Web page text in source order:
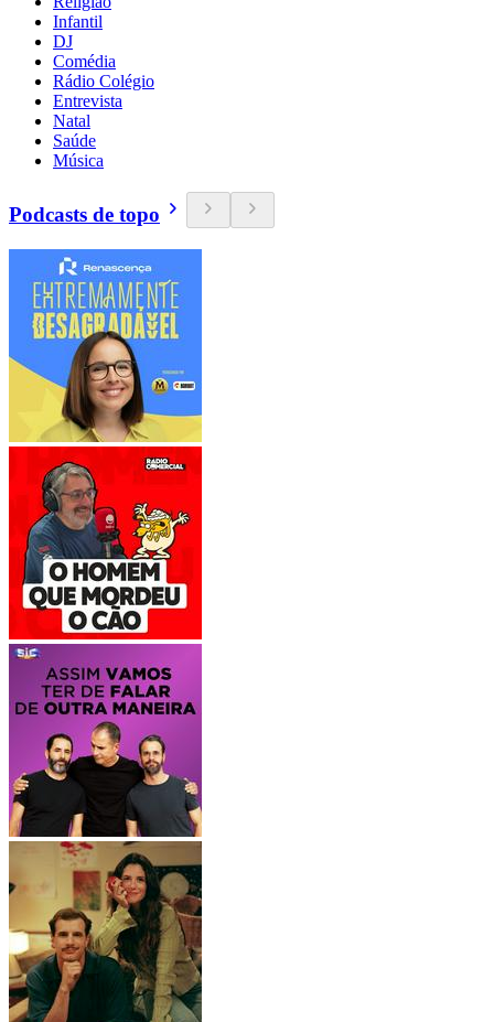
Infantil
DJ
Comédia
Rádio Colégio
Entrevista
Natal
Saúde
Música
Podcasts de topo